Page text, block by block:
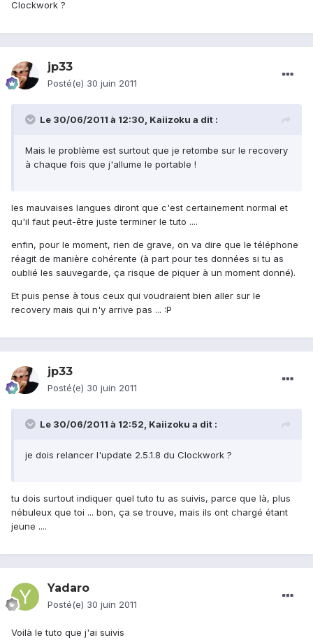
Clockwork ?
jp33
Posté(e) 30 juin 2011
Le 30/06/2011 à 12:30, Kaiizoku a dit :
Mais le problème est surtout que je retombe sur le recovery
à chaque fois que j'allume le portable !
les mauvaises langues diront que c'est certainement normal et
qu'il faut peut-être juste terminer le tuto ....
enfin, pour le moment, rien de grave, on va dire que le téléphone
réagit de manière cohérente (à part pour tes données si tu as
oublié les sauvegarde, ça risque de piquer à un moment donné).
Et puis pense à tous ceux qui voudraient bien aller sur le
recovery mais qui n'y arrive pas ... :P
jp33
Posté(e) 30 juin 2011
Le 30/06/2011 à 12:52, Kaiizoku a dit :
je dois relancer l'update 2.5.1.8 du Clockwork ?
tu dois surtout indiquer quel tuto tu as suivis, parce que là, plus
nébuleux que toi ... bon, ça se trouve, mais ils ont chargé étant
jeune ....
Yadaro
Posté(e) 30 juin 2011
Voilà le tuto que j'ai suivis